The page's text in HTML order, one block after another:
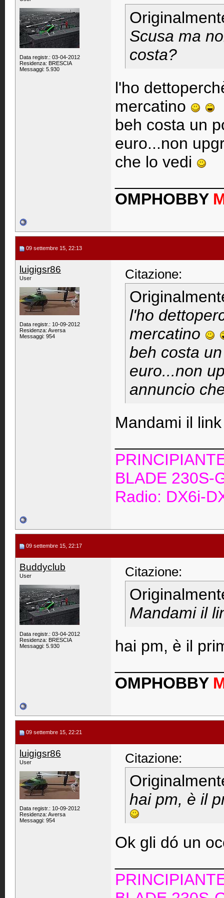
Data registr.: 03-04-2012
Residenza: BRESCIA
Messaggi: 5.930
Scusa ma
costa?
l'ho
mercatino
beh costa un
euro...non
che lo vedi
OMPHOBBY
09 settembre 15, 22:13
luigigsr86
User
Data registr.: 10-09-2012
Residenza: Aversa
Messaggi: 954
Citazione:
l'ho
mercatino
beh costa
euro...non
annuncio
Mandami il link
BLADE 230S-
Radio: DX6i-
09 settembre 15, 22:17
Buddyclub
User
Data registr.: 03-04-2012
Residenza: BRESCIA
Messaggi: 5.930
Citazione:
Mandami il
hai pm, è il
OMPHOBBY
09 settembre 15, 22:21
luigigsr86
User
Data registr.: 10-09-2012
Residenza: Aversa
Messaggi: 954
Citazione:
hai pm, è il
Ok gli dó un